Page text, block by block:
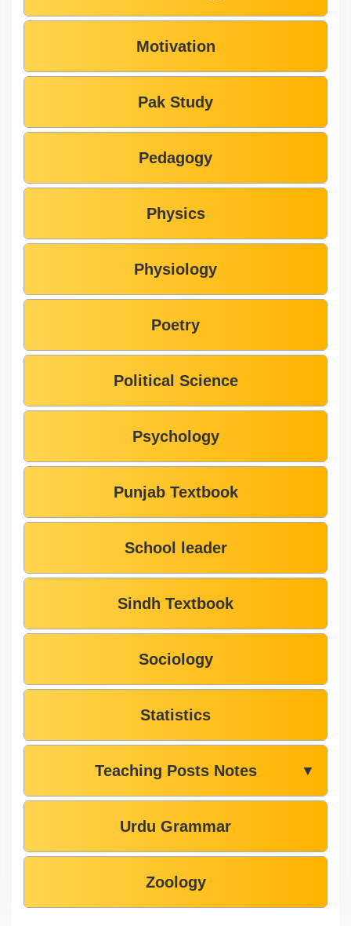
Motivation
Pak Study
Pedagogy
Physics
Physiology
Poetry
Political Science
Psychology
Punjab Textbook
School leader
Sindh Textbook
Sociology
Statistics
Teaching Posts Notes ▼
Urdu Grammar
Zoology